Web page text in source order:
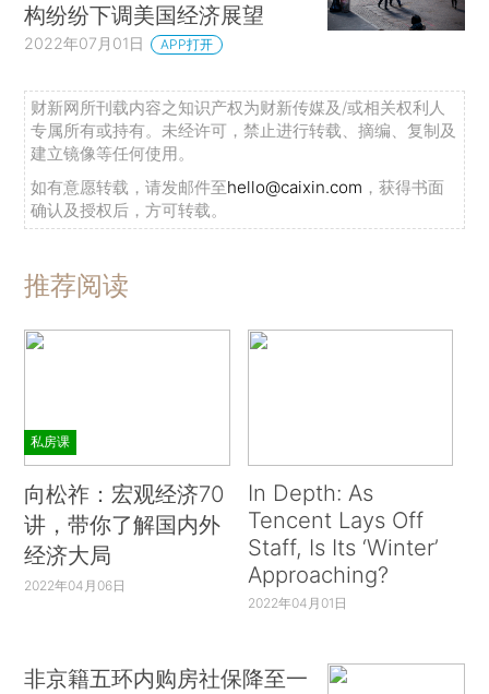
构纷纷下调美国经济展望
2022年07月01日 APP打开
财新网所刊载内容之知识产权为财新传媒及/或相关权利人
专属所有或持有。未经许可，禁止进行转载、摘编、复制及
建立镜像等任何使用。
如有意愿转载，请发邮件至hello@caixin.com ，获得书面
确认及授权后，方可转载。
推荐阅读
私房课
向松祚：宏观经济70
讲，带你了解国内外
经济大局
2022年04月06日
In Depth: As
Tencent Lays Off
Staff, Is Its ‘Winter’
Approaching?
2022年04月01日
非京籍五环内购房社保降至一